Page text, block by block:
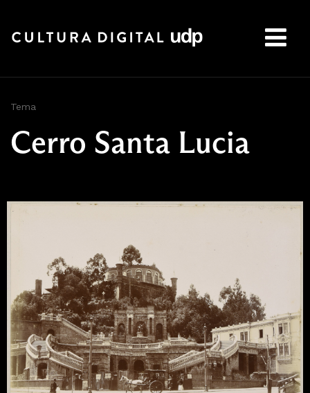
Tema
Cerro Santa Lucia